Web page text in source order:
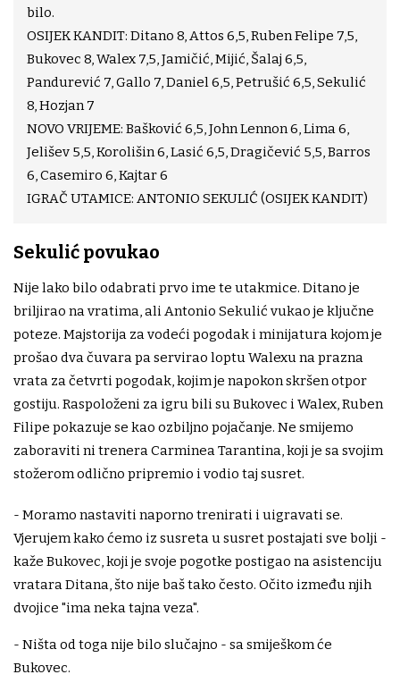
bilo.
OSIJEK KANDIT: Ditano 8, Attos 6,5, Ruben Felipe 7,5,
Bukovec 8, Walex 7,5, Jamičić, Mijić, Šalaj 6,5,
Pandurević 7, Gallo 7, Daniel 6,5, Petrušić 6,5, Sekulić
8, Hozjan 7
NOVO VRIJEME: Bašković 6,5, John Lennon 6, Lima 6,
Jelišev 5,5, Korolišin 6, Lasić 6,5, Dragičević 5,5, Barros
6, Casemiro 6, Kajtar 6
IGRAČ UTAMICE: ANTONIO SEKULIĆ (OSIJEK KANDIT)
Sekulić povukao
Nije lako bilo odabrati prvo ime te utakmice. Ditano je
briljirao na vratima, ali Antonio Sekulić vukao je ključne
poteze. Majstorija za vodeći pogodak i minijatura kojom je
prošao dva čuvara pa servirao loptu Walexu na prazna
vrata za četvrti pogodak, kojim je napokon skršen otpor
gostiju. Raspoloženi za igru bili su Bukovec i Walex, Ruben
Filipe pokazuje se kao ozbiljno pojačanje. Ne smijemo
zaboraviti ni trenera Carminea Tarantina, koji je sa svojim
stožerom odlično pripremio i vodio taj susret.
- Moramo nastaviti naporno trenirati i uigravati se.
Vjerujem kako ćemo iz susreta u susret postajati sve bolji -
kaže Bukovec, koji je svoje pogotke postigao na asistenciju
vratara Ditana, što nije baš tako često. Očito između njih
dvojice "ima neka tajna veza".
- Ništa od toga nije bilo slučajno - sa smiješkom će
Bukovec.